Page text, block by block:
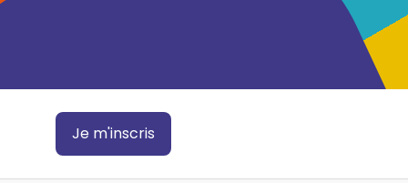
Je m'inscris